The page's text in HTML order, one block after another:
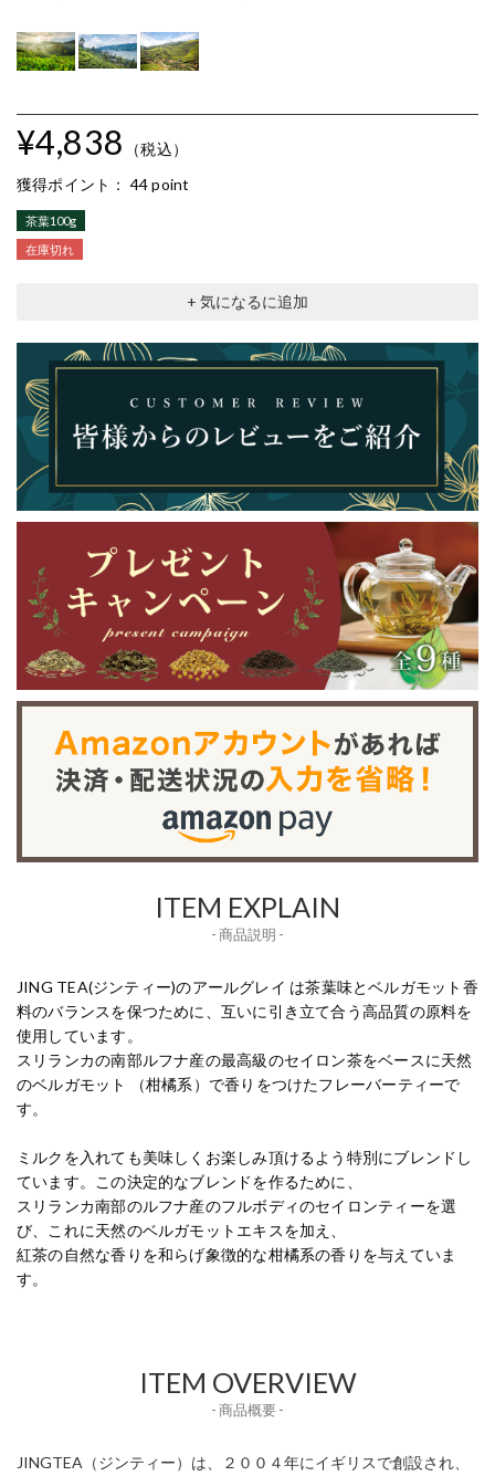
¥4,838 （税込）
獲得ポイント： 44 point
茶葉100g
在庫切れ
+ 気になるに追加
ITEM EXPLAIN
- 商品説明 -
JING TEA(ジンティー)のアールグレイ は茶葉味とベルガモット香
料のバランスを保つために、互いに引き立て合う高品質の原料を
使用しています。
スリランカの南部ルフナ産の最高級のセイロン茶をベースに天然
のベルガモット （柑橘系）で香りをつけたフレーバーティーで
す。
ミルクを入れても美味しくお楽しみ頂けるよう特別にブレンドし
ています。この決定的なブレンドを作るために、
スリランカ南部のルフナ産のフルボディのセイロンティーを選
び、これに天然のベルガモットエキスを加え、
紅茶の自然な香りを和らげ象徴的な柑橘系の香りを与えていま
す。
ITEM OVERVIEW
- 商品概要 -
JINGTEA（ジンティー）は、２００４年にイギリスで創設され、